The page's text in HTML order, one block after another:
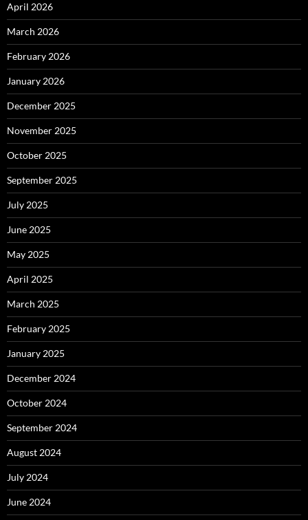
April 2026
March 2026
February 2026
January 2026
December 2025
November 2025
October 2025
September 2025
July 2025
June 2025
May 2025
April 2025
March 2025
February 2025
January 2025
December 2024
October 2024
September 2024
August 2024
July 2024
June 2024